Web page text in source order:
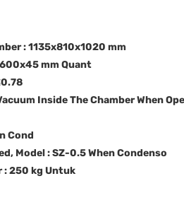
: 1135x810x1020 mm
mm Quant
Inside The Chamber When
Cond
Model : SZ-0.5 When Condenso
: 250 kg Untuk